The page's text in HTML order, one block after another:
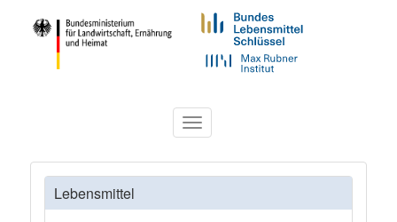
Toggle
navigation
Lebensmittel